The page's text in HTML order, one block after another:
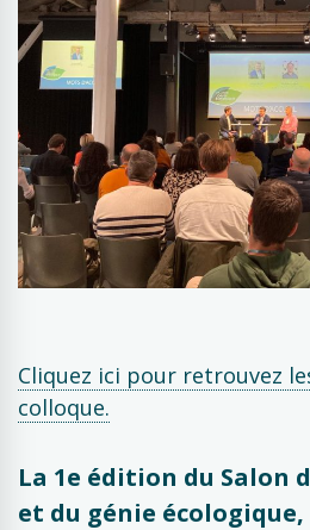
Cliquez ici pour retrouvez
colloque.
La 1e édition du Salon
et du génie écologique,